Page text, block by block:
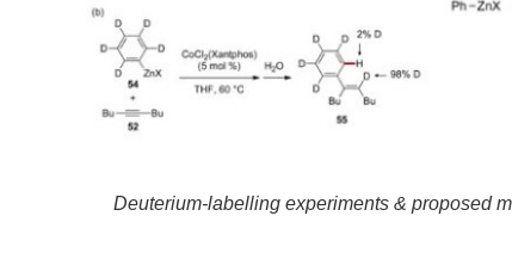
Deuterium-labelling experiments & proposed